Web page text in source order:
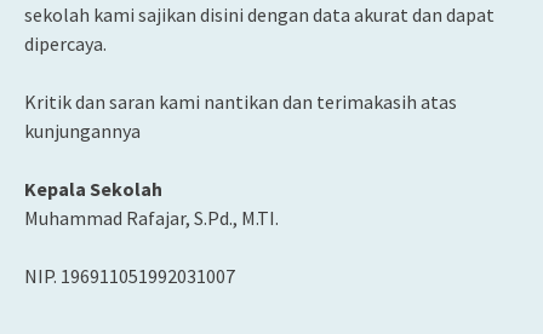
sekolah kami sajikan disini dengan data akurat dan dapat
dipercaya.
Kritik dan saran kami nantikan dan terimakasih atas
kunjungannya
Kepala Sekolah
Muhammad Rafajar, S.Pd., M.TI.
NIP. 196911051992031007